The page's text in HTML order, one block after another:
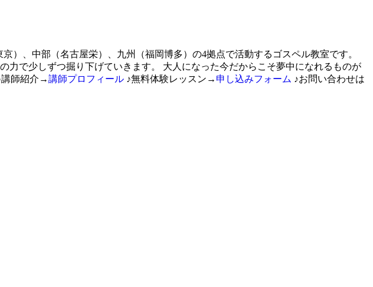
）、中部（名古屋栄）、九州（福岡博多）の4拠点で活動するゴスペル教室です。
で少しずつ掘り下げていきます。 大人になった今だからこそ夢中になれるものが
講師紹介→講師プロフィール ♪無料体験レッスン→ 申し込みフォーム ♪お問い合わせは